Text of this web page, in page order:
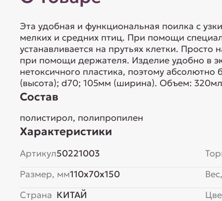
Эта удобная и функциональная поилка с
мелких и средних птиц. При помощи
устанавливается на прутьях клетки. Просто
при помощи держателя. Изделие удобно в
нетоксичного пластика, поэтому
(высота); d70; 105мм (ширина). Объем:
Состав
полистирол, полипропилен
Характеристики
Артикул50221003
Размер, мм110x70x150
Страна КИТАЙ